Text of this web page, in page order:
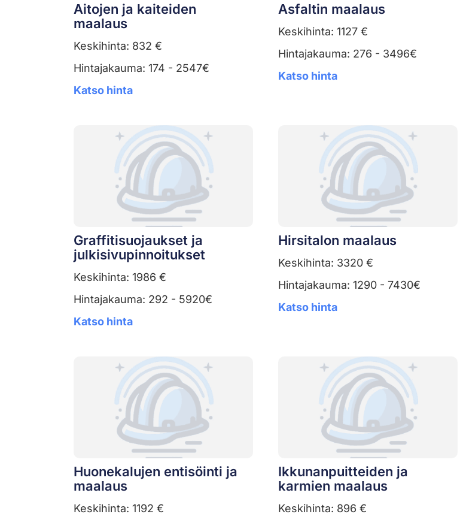
Aitojen ja kaiteiden
maalaus
Keskihinta: 832 €
Hintajakauma: 174 - 2547€
Katso hinta
Asfaltin maalaus
Keskihinta: 1127 €
Hintajakauma: 276 - 3496€
Katso hinta
Graffitisuojaukset ja
julkisivupinnoitukset
Keskihinta: 1986 €
Hintajakauma: 292 - 5920€
Katso hinta
Hirsitalon maalaus
Keskihinta: 3320 €
Hintajakauma: 1290 - 7430€
Katso hinta
Huonekalujen entisöinti ja
maalaus
Keskihinta: 1192 €
Ikkunanpuitteiden ja
karmien maalaus
Keskihinta: 896 €